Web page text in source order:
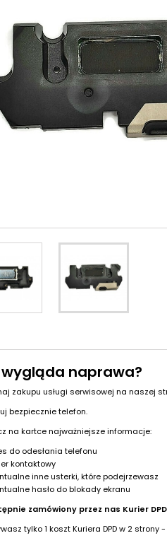
naprawa?
zakupu usługi serwisowej na naszej
bezpiecznie telefon.
na kartce najważniejsze informacje:
do odesłania telefonu
kontaktowy
inne usterki, które podejrzewasz
hasło do blokady ekranu
zamówiony przez nas Kurier
tylko 1 koszt Kuriera DPD w 2 strony -